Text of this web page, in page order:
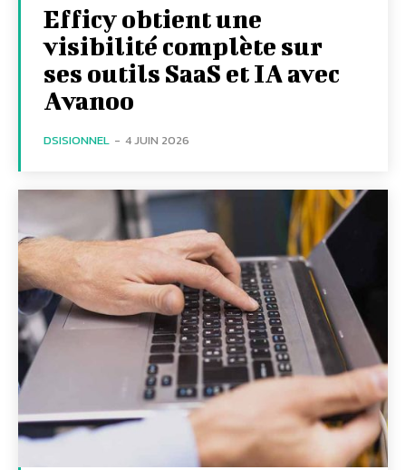
Efficy obtient une
visibilité complète sur
ses outils SaaS et IA avec
Avanoo
DSISIONNEL - 4 JUIN 2026